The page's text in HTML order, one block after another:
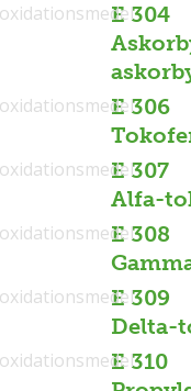
E 304
E 306
E 307
Alfa-
E 308
E 309
Delta-
E 310